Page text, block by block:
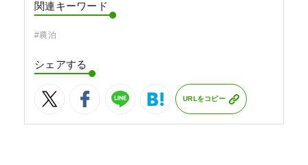
関連キーワード
#農泊
シェアする
URLをコピー